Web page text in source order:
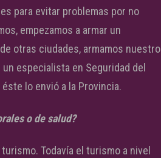
para evitar problemas por no
empezamos a armar un
otras ciudades, armamos nuestro
especialista en Seguridad del
lo envió a la Provincia.
o de salud?
Todavía el turismo a nivel